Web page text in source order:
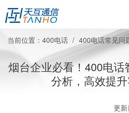
当前位置： 400电话 400电话常见问
烟台企业必看！400电
分析，高效提
更